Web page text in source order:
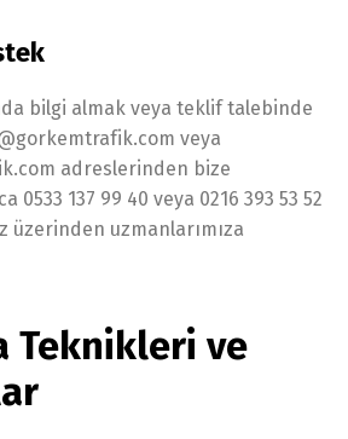
bilgi almak veya teklif talebinde
veya
adreslerinden bize
0533 137 99 40 veya 0216 393 53 52
üzerinden uzmanlarımıza
Teknikleri ve